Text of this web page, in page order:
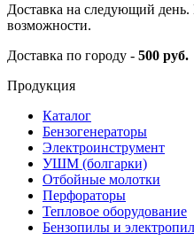
Доставка на следующий
возможности.
Доставка по городу - 500 руб.
Продукция
Каталог
Бензогенераторы
Электроинструмент
УШМ (болгарки)
Отбойные молотки
Перфораторы
Тепловое оборудование
Бензопилы и